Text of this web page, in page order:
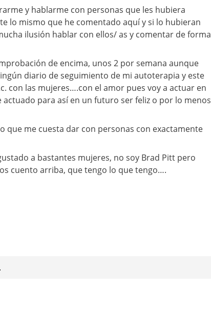
y hablarme con personas que les hubiera
lo mismo que he comentado aquí y si lo hubieran
ilusión hablar con ellos/ as y comentar de forma
de encima, unos 2 por semana aunque
diario de seguimiento de mi autoterapia y este
con las mujeres….con el amor pues voy a actuar en
actuado para así en un futuro ser feliz o por lo menos
que me cuesta dar con personas con exactamente
a bastantes mujeres, no soy Brad Pitt pero
cuento arriba, que tengo lo que tengo….